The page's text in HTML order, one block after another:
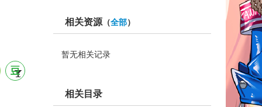
相关资源（全部）
暂无相关记录
相关目录